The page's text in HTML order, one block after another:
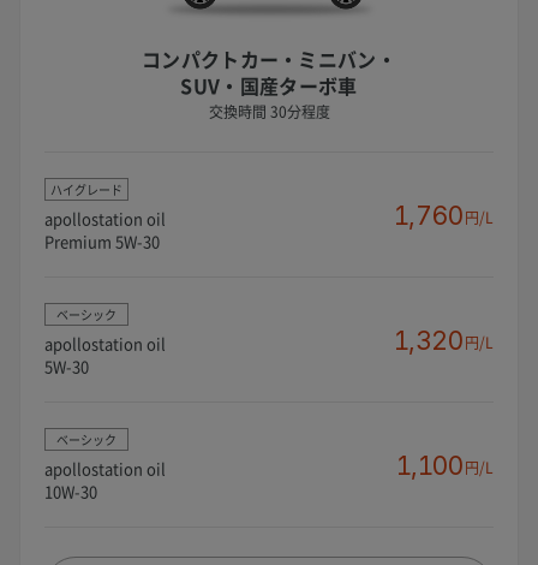
コンパクトカー・ミニバン・
SUV・国産ターボ車
交換時間 30分程度
ハイグレード
apollostation oil
Premium 5W-30
1,760円/L
ベーシック
apollostation oil
5W-30
1,320円/L
ベーシック
apollostation oil
10W-30
1,100円/L